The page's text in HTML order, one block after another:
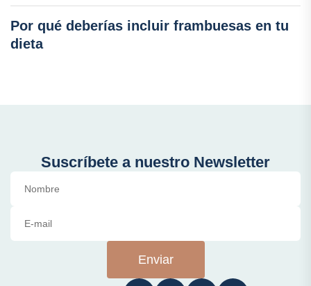
Por qué deberías incluir frambuesas en tu
dieta
Suscríbete a nuestro Newsletter
Enviar